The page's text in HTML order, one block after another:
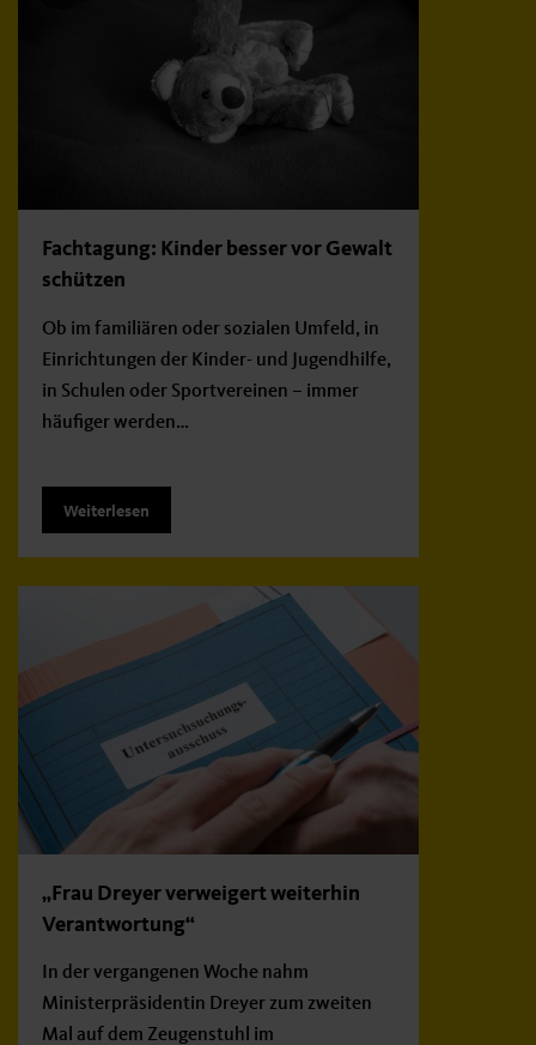
Fachtagung: Kinder besser vor Gewalt
schützen
Ob im familiären oder sozialen Umfeld, in
Einrichtungen der Kinder- und Jugendhilfe,
in Schulen oder Sportvereinen – immer
häufiger werden…
Weiterlesen
„Frau Dreyer verweigert weiterhin
Verantwortung“
In der vergangenen Woche nahm
Ministerpräsidentin Dreyer zum zweiten
Mal auf dem Zeugenstuhl im